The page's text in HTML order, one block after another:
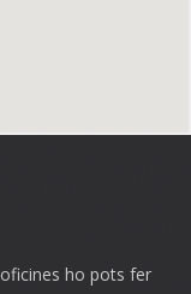
ho pots fer